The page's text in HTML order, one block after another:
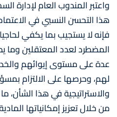
واعتبر المندوب العام لإدارة
هذا التحسن النسبي في
فإنه لا يستجيب بما يكفي
المضطرد لعدد المعتقلين وما
عدة على مستوى إيوائهم
لهم، وحرصها على الالتزام
والاستراتيجية في هذا الشأن،
من خلال تعزيز إمكانياتها